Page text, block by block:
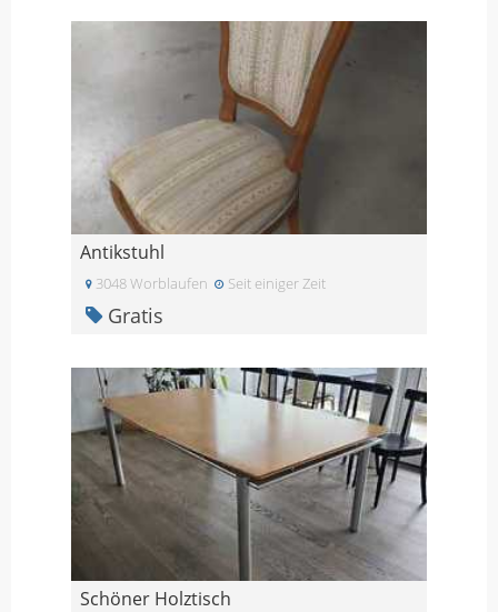
Antikstuhl
3048 Worblaufen Seit einiger Zeit
Gratis
Schöner Holztisch